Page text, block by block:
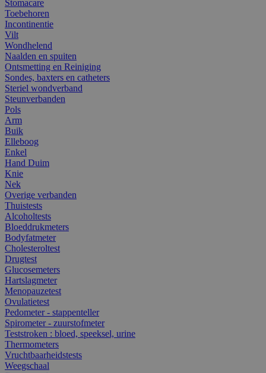
Stomacare
Toebehoren
Incontinentie
Vilt
Wondhelend
Naalden en spuiten
Ontsmetting en Reiniging
Sondes, baxters en catheters
Steriel wondverband
Steunverbanden
Pols
Arm
Buik
Elleboog
Enkel
Hand Duim
Knie
Nek
Overige verbanden
Thuistests
Alcoholtests
Bloeddrukmeters
Bodyfatmeter
Cholesteroltest
Drugtest
Glucosemeters
Hartslagmeter
Menopauzetest
Ovulatietest
Pedometer - stappenteller
Spirometer - zuurstofmeter
Teststroken : bloed, speeksel, urine
Thermometers
Vruchtbaarheidstests
Weegschaal